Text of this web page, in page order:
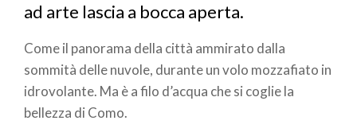
ad arte lascia a bocca aperta.
Come il panorama della città ammirato dalla
sommità delle nuvole, durante un volo mozzafiato in
idrovolante. Ma è a filo d’acqua che si coglie la
bellezza di Como.